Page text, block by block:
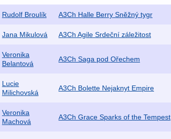
Rudolf Broulík A3Ch Halle Berry Sněžný tygr
Jana Mikulová A3Ch Agile Srdeční záležitost
Veronika
Belantová
A3Ch Saga pod Ořechem
Lucie
Milichovská
A3Ch Bolette Nejaknyt Empire
Veronika
Machová
A3Ch Grace Sparks of the Tempest